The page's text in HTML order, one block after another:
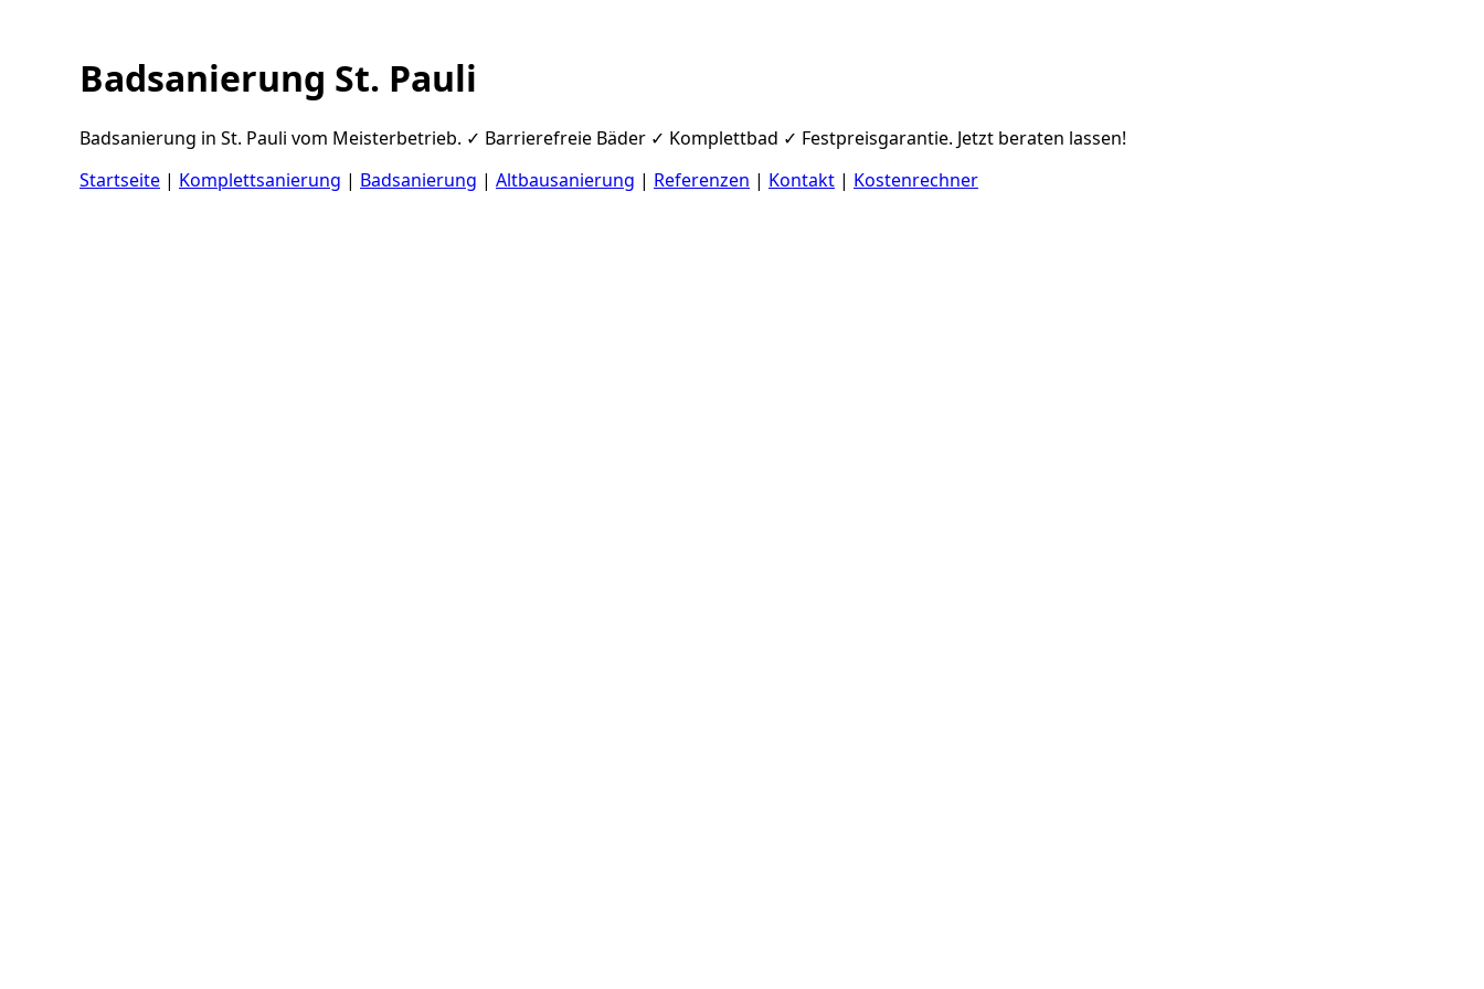
Badsanierung St. Pauli
Badsanierung in St. Pauli vom Meisterbetrieb. ✓ Barrierefreie Bäder ✓ Komplettbad ✓ Festpreisgarantie. Jetzt beraten lassen!
Startseite | Komplettsanierung | Badsanierung | Altbausanierung | Referenzen | Kontakt | Kostenrechner